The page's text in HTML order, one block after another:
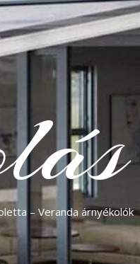
– Veranda árnyékolók